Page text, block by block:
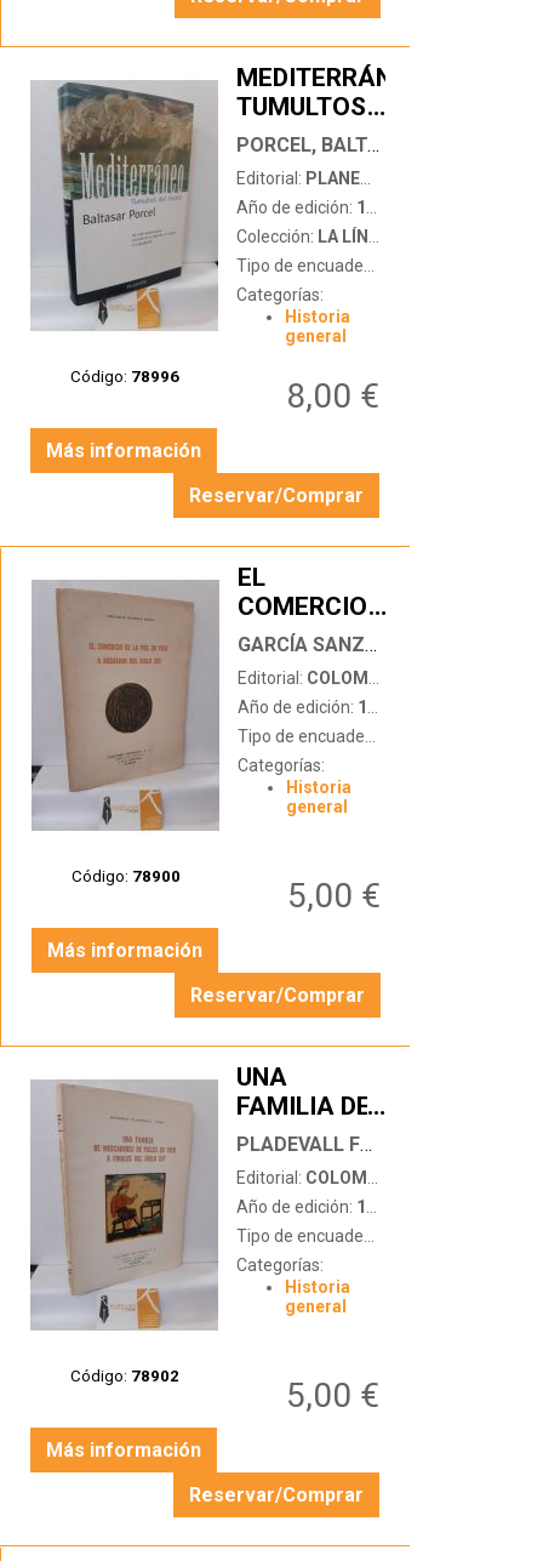
Código: 78996
MEDITERRÁNEO.
TUMULTOS
DEL OLEAJE
…
PORCEL, BALTASAR
Editorial: PLANETA
Año de edición: 1999
Colección: LA LÍNEA DEL HORIZONTE
Tipo de encuadernación:
Categorías:
Historia
general
8,00 €
Más información
Reservar/Comprar
Código: 78900
EL
COMERCIO
DE LA PIEL
EN VICH A
MEDIADOS
DEL SIGLO
XIII
…
GARCÍA SANZ, ARCADIO
Editorial: COLOMER MUNMANY (FÁBRICA DE CURTIDOS)
Año de edición: 1967
Tipo de encuadernación:
Categorías:
Historia
general
5,00 €
Más información
Reservar/Comprar
Código: 78902
UNA
FAMILIA DE
MERCADERES
DE PIELES
EN VICH A
FINALES
DEL SIGLO
XIV
…
PLADEVALL FONT, ANTONIO
Editorial: COLOMER MUNMANY (FÁBRICA DE CURTIDOS)
Año de edición: 1972
Tipo de encuadernación:
Categorías:
Historia
general
5,00 €
Más información
Reservar/Comprar